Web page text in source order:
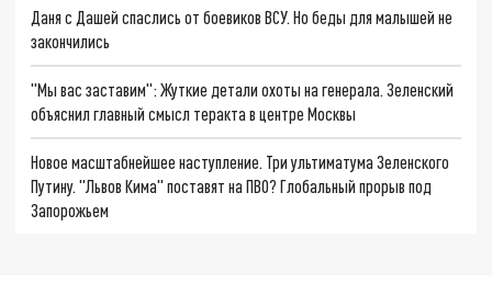
Даня с Дашей спаслись от боевиков ВСУ. Но беды для малышей не
закончились
"Мы вас заставим": Жуткие детали охоты на генерала. Зеленский
объяснил главный смысл теракта в центре Москвы
Новое масштабнейшее наступление. Три ультиматума Зеленского
Путину. "Львов Кима" поставят на ПВО? Глобальный прорыв под
Запорожьем